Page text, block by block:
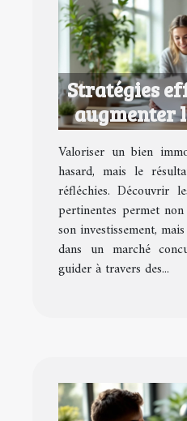
Stratégies
augmenter
votre bien
Valoriser un bien
hasard, mais le
réfléchies. Découvrir
pertinentes permet
son investissement,
dans un marché
guider à travers des...